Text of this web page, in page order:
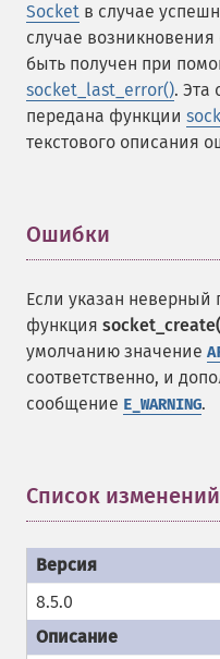
Socket в случае
случае
быть получен при
socket_last_error(). Эта
передана функции
текстового описания
Ошибки
Если указан неверный
функция
умолчанию значение
соответственно, и
сообщение E_WARNING.
Список изменений
8.5.0